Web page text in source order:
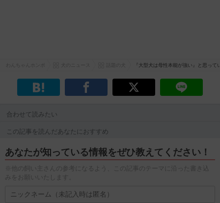
『大型犬は母性本能が強い』と思っ
合わせて読みたい
この記事を読んだあなたにおすすめ
あなたが知っている情報をぜひ教えてください！
※他の飼い主さんの参考になるよう、この記事のテーマに沿った書き込
みをお願いいたします。